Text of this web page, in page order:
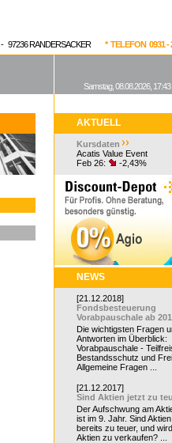
- 97236 RANDERSACKER * TELEFON 0931 -
AKTUELL
Kursdaten
Acatis Value Event
Feb 26:
-2,43%
NEWS
[21.12.2018]
Fondsbesteuerung
Vorabpauschale ab
Die wichtigsten Fragen
Antworten im Überblick:
Vorabpauschale -
Bestandsschutz und
Allgemeine Fragen ...
[21.12.2017]
Sind Aktien jetzt zu
Der Aufschwung am
ist im 9. Jahr. Sind
bereits zu teuer, und
Aktien zu verkaufen? ...
Samstag, 08.08.2026,